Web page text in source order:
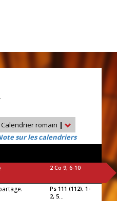
Calendrier romain |
sur les calendriers
2 Co 9, 6-10
Ps 111 (112), 1-
2, 5...